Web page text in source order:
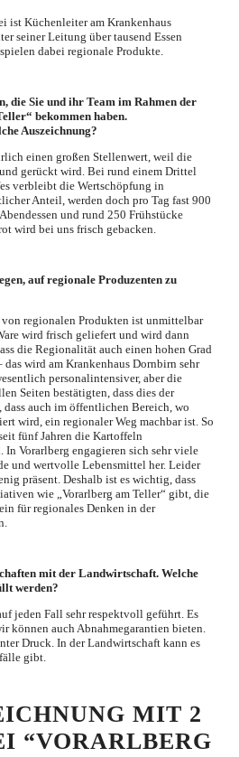
ist Küchenleiter am Krankenhaus
seiner Leitung über tausend Essen
dabei regionale Produkte.
die Sie und ihr Team im Rahmen der
bekommen haben.
Auszeichnung?
einen großen Stellenwert, weil die
gerückt wird. Bei rund einem Drittel
verbleibt die Wertschöpfung in
Anteil, werden doch pro Tag fast 900
und rund 250 Frühstücke
wird bei uns frisch gebacken.
auf regionale Produzenten zu
regionalen Produkten ist unmittelbar
wird frisch geliefert und wird dann
die Regionalität auch einen hohen Grad
wird am Krankenhaus Dornbirn sehr
personalintensiver, aber die
Seiten bestätigten, dass dies der
auch im öffentlichen Bereich, wo
wird, ein regionaler Weg machbar ist. So
fünf Jahren die Kartoffeln
In Vorarlberg engagieren sich sehr viele
und wertvolle Lebensmittel her. Leider
präsent. Deshalb ist es wichtig, dass
wie „Vorarlberg am Teller“ gibt, die
für regionales Denken in der
mit der Landwirtschaft. Welche
werden?
jeden Fall sehr respektvoll geführt. Es
können auch Abnahmegarantien bieten.
Druck. In der Landwirtschaft kann es
gibt.
MIT 2
“VORARLBERG